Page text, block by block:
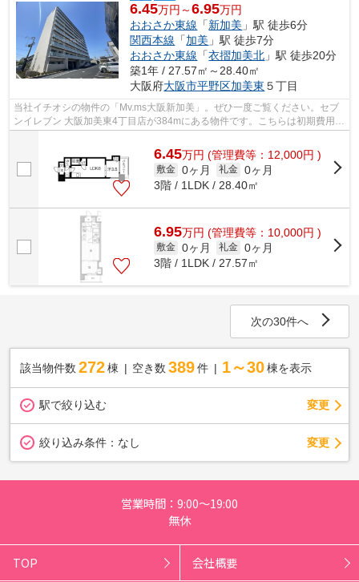
6.45万円～6.95万円
おおさか東線 「新加美 」駅 徒歩6分
関西本線 「加美 」駅 徒歩7分
おおさか東線 「衣摺加美北 」駅 徒歩20分
築1年 / 27.57㎡～28.40㎡
大阪府大阪市平野区加美東 ５丁目
当社イチオシの物件の「Mv.ms大阪新加美」。ぜひ一度ご覧ください。セブ
ンイレブン 大阪加美東4丁目店が384mにある物件です。こちらは初期費用を
6.45万円 (管理費等：12,000円 )
敷金 0ヶ月 礼金 0ヶ月
3階 / 1LDK / 28.40㎡
6.95万円 (管理費等：10,000円 )
敷金 0ヶ月 礼金 0ヶ月
3階 / 1LDK / 27.57㎡
次の30件へ
該当物件数 272棟 空き数 389 件 1～30 棟を表示
駅で絞り込む 変更
絞り込み条件： なし 変更
営業時間：9:00～19:00
無休
TOP 会社概要